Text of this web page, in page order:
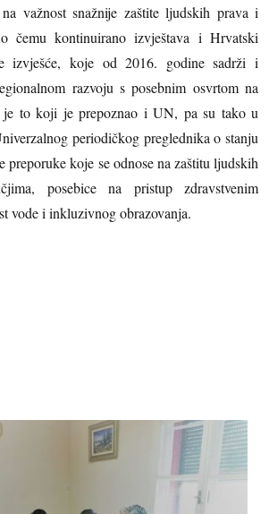
važnost snažnije zaštite ljudskih prava i
čemu kontinuirano izvještava i Hrvatski
izvješće, koje od 2016. godine sadrži i
razvoju s posebnim osvrtom na
na dostupnost vode i inkluzivnog obrazovanja.